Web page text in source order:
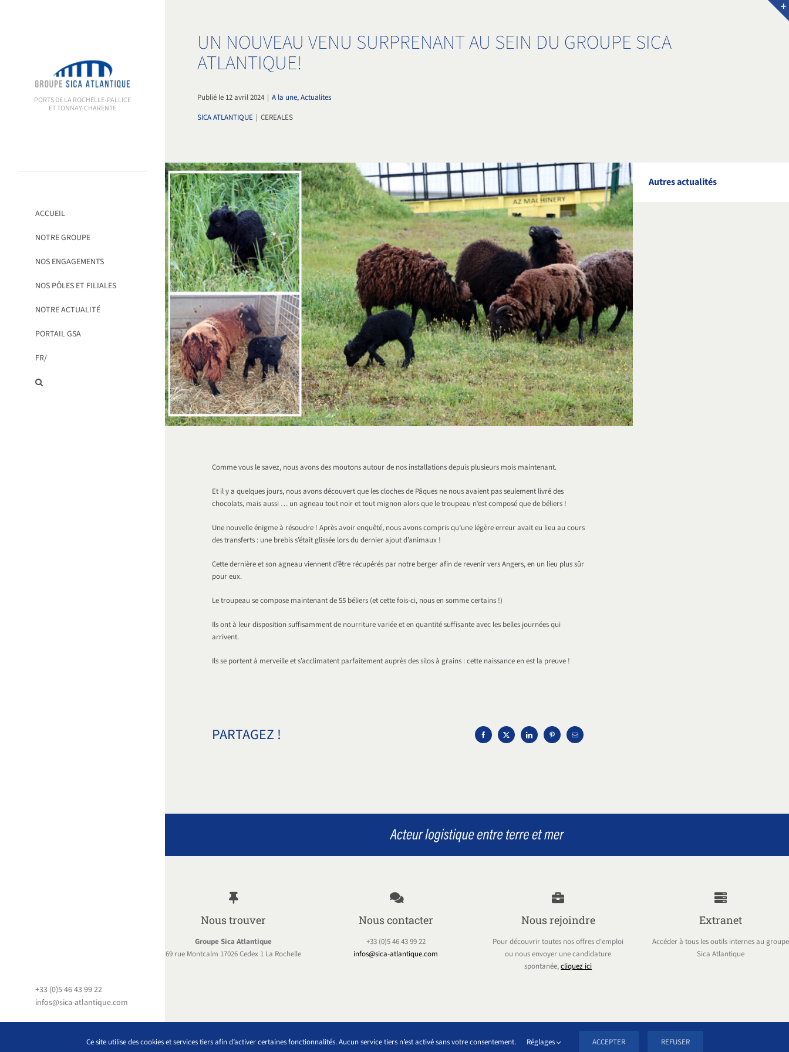
PORTS DE LA ROCHELLE-PALLICE
ET TONNAY-CHARENTE
ACCUEIL
NOTRE GROUPE
NOS ENGAGEMENTS
NOS PÔLES ET FILIALES
NOTRE ACTUALITÉ
PORTAIL GSA
FR/
+33 (0)5 46 43 99 22
infos@sica-atlantique.com
UN NOUVEAU VENU SURPRENANT AU SEIN DU GROUPE SICA
ATLANTIQUE!
Publié le 12 avril 2024 | A la une, Actualites
SICA ATLANTIQUE | CEREALES
Comme vous le savez, nous avons des moutons autour de nos installations depuis plusieurs mois maintenant.
Et il y a quelques jours, nous avons découvert que les cloches de Pâques ne nous avaient pas seulement livré des
chocolats, mais aussi … un agneau tout noir et tout mignon alors que le troupeau n’est composé que de béliers !
Une nouvelle énigme à résoudre ! Après avoir enquêté, nous avons compris qu’une légère erreur avait eu lieu au cours
des transferts : une brebis s’était glissée lors du dernier ajout d’animaux !
Cette dernière et son agneau viennent d’être récupérés par notre berger afin de revenir vers Angers, en un lieu plus sûr
pour eux.
Le troupeau se compose maintenant de 55 béliers (et cette fois-ci, nous en somme certains !)
Ils ont à leur disposition suffisamment de nourriture variée et en quantité suffisante avec les belles journées qui
arrivent.
Ils se portent à merveille et s’acclimatent parfaitement auprès des silos à grains : cette naissance en est la preuve !
PARTAGEZ !
Autres actualités
Nous trouver
Groupe Sica Atlantique
69 rue Montcalm 17026 Cedex 1 La Rochelle
Nous contacter
+33 (0)5 46 43 99 22
infos@sica-atlantique.com
Nous rejoindre
Pour découvrir toutes nos offres d'emploi
ou nous envoyer une candidature
spontanée,cliquez ici
Extranet
Accéder à tous les outils internes au groupe
Sica Atlantique
Ce site utilise des cookies et services tiers afin d’activer certaines fonctionnalités. Aucun service tiers n’est activé sans votre consentement. Réglages ACCEPTER REFUSER